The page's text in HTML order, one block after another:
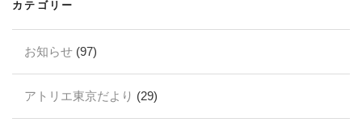
カテゴリー
お知らせ (97)
アトリエ東京だより (29)